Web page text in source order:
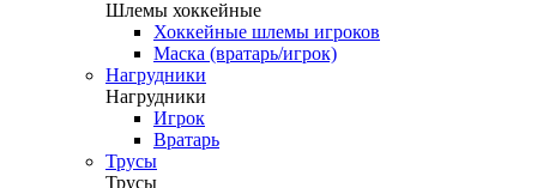
Шлемы хоккейные
Хоккейные шлемы игроков
Маска (вратарь/игрок)
Нагрудники
Нагрудники
Игрок
Вратарь
Трусы
Трусы